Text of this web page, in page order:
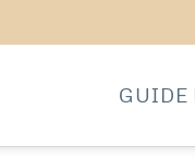
GUIDE